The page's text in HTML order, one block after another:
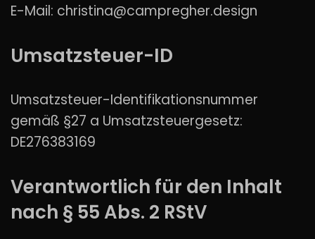
E-Mail: christina@campregher.design
Umsatzsteuer-ID
Umsatzsteuer-Identifikationsnummer
gemäß §27 a Umsatzsteuergesetz:
DE276383169
Verantwortlich für den Inhalt
nach § 55 Abs. 2 RStV